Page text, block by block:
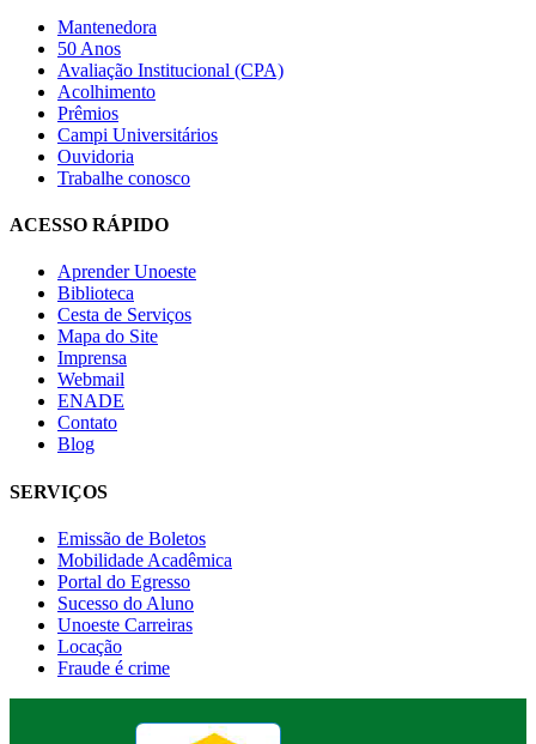
Mantenedora
50 Anos
Avaliação Institucional (CPA)
Acolhimento
Prêmios
Campi Universitários
Ouvidoria
Trabalhe conosco
ACESSO RÁPIDO
Aprender Unoeste
Biblioteca
Cesta de Serviços
Mapa do Site
Imprensa
Webmail
ENADE
Contato
Blog
SERVIÇOS
Emissão de Boletos
Mobilidade Acadêmica
Portal do Egresso
Sucesso do Aluno
Unoeste Carreiras
Locação
Fraude é crime